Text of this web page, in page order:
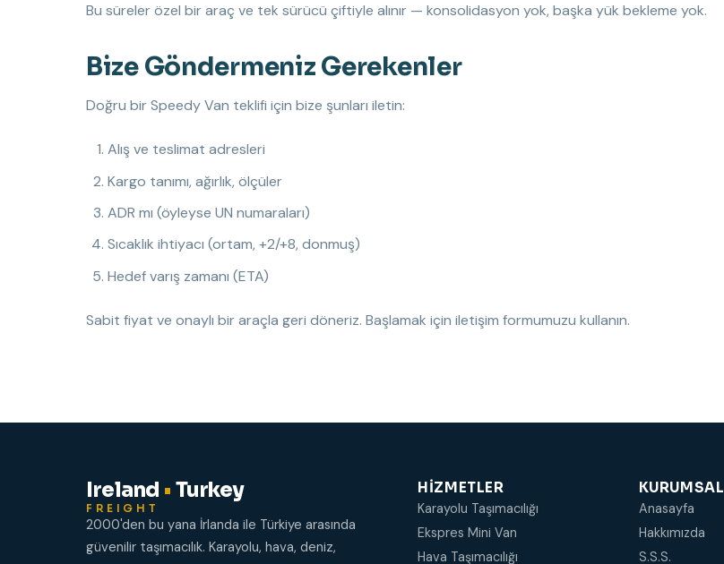
Bu süreler özel bir araç ve tek sürücü çiftiyle alınır — konsolidasyon yok, başka yük bekleme yok.
Bize Göndermeniz Gerekenler
Doğru bir Speedy Van teklifi için bize şunları iletin:
Alış ve teslimat adresleri
Kargo tanımı, ağırlık, ölçüler
ADR mı (öyleyse UN numaraları)
Sıcaklık ihtiyacı (ortam, +2/+8, donmuş)
Hedef varış zamanı (ETA)
Sabit fiyat ve onaylı bir araçla geri döneriz. Başlamak için iletişim formumuzu kullanın.
Ireland • Turkey
FREIGHT
2000'den bu yana İrlanda ile Türkiye arasında
güvenilir taşımacılık. Karayolu, hava, deniz,
HIZMETLER
Karayolu Taşımacılığı
Ekspres Mini Van
Hava Taşımacılığı
KURUMSAL
Anasayfa
Hakkımızda
S.S.S.